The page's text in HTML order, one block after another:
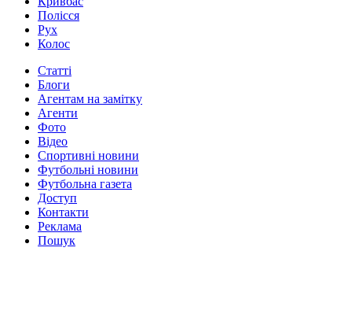
Полісся
Рух
Колос
Статті
Блоги
Агентам на замітку
Агенти
Фото
Відео
Спортивні новини
Футбольні новини
Футбольна газета
Доступ
Контакти
Реклама
Пошук